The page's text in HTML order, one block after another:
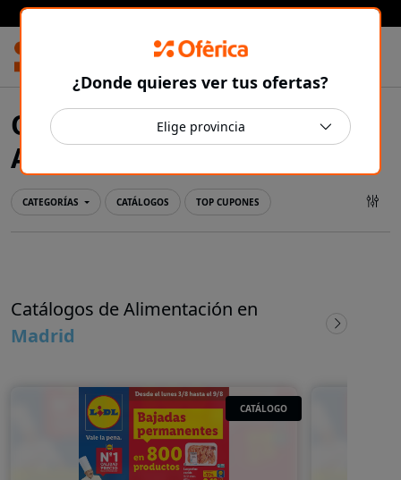
Prensa Ibérica
Ofertas y catálogos de
Alimentación en Madrid
CATEGORÍAS CATÁLOGOS TOP CUPONES
Catálogos de Alimentación en
Madrid
CATÁLOGO
¿Donde quieres ver tus ofertas?